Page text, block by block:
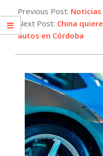
09-
29
Previous Post: Noticias
Next Post: China
autos en Córdoba